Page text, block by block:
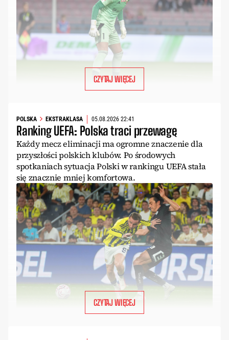
CZYTAJ WIĘCEJ
POLSKA EKSTRAKLASA 05.08.2026 22:41
Ranking UEFA: Polska traci przewagę
Każdy mecz eliminacji ma ogromne znaczenie dla
przyszłości polskich klubów. Po środowych
spotkaniach sytuacja Polski w rankingu UEFA stała
się znacznie mniej komfortowa.
CZYTAJ WIĘCEJ